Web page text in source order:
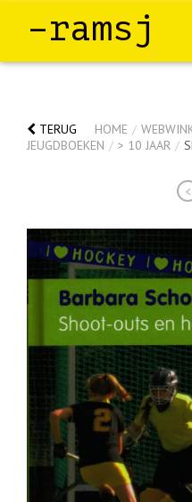
–ramsj
TERUG HOME /
JEUGDBOEKEN / > 10 JAAR /
<